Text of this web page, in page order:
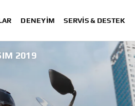
DENEYIM SERVIS & DESTEK
2019